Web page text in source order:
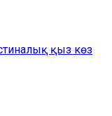
қыз көз